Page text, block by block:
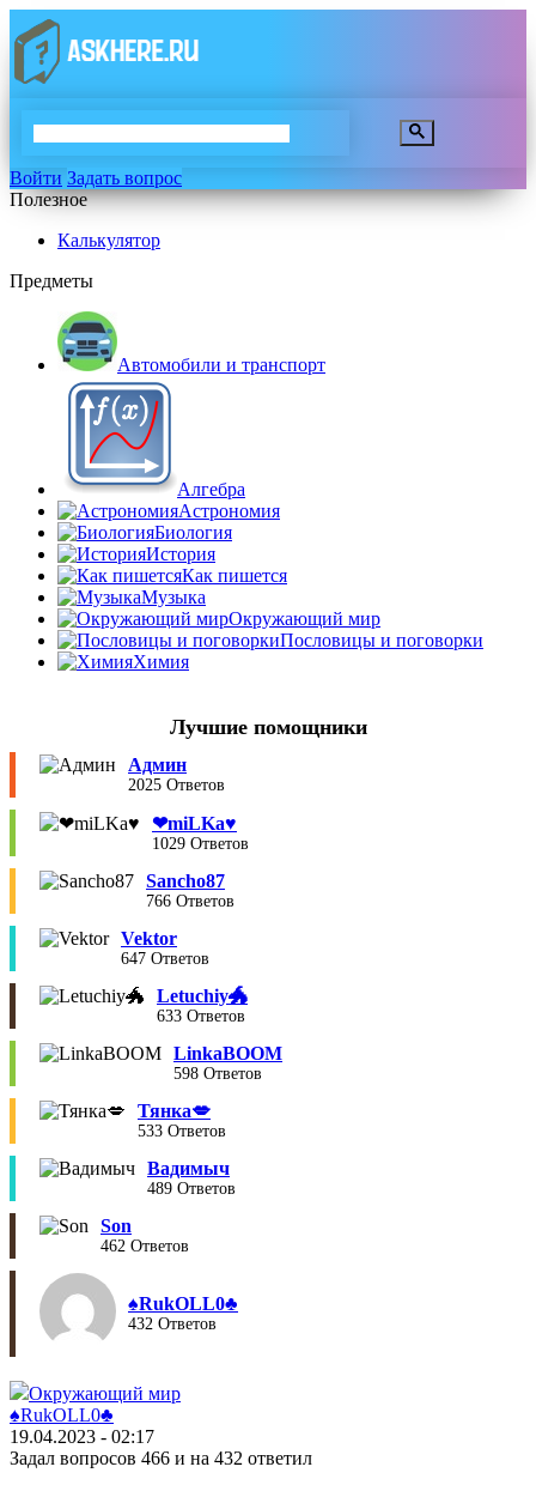
Войти Задать вопрос
Полезное
Калькулятор
Предметы
Автомобили и транспорт
Алгебра
Астрономия
Биология
История
Как пишется
Музыка
Окружающий мир
Пословицы и поговорки
Химия
Лучшие помощники
Админ
2025 Ответов
❤︎miLKa♥︎
1029 Ответов
Sancho87
766 Ответов
Vektor
647 Ответов
Letuchiy🐲
633 Ответов
LinkaBOOM
598 Ответов
Тянка💋
533 Ответов
Вадимыч
489 Ответов
Son
462 Ответов
♠︎RukOLL0♣︎
432 Ответов
Окружающий мир
♠︎RukOLL0♣︎
19.04.2023 - 02:17
Задал вопросов 466 и на 432 ответил